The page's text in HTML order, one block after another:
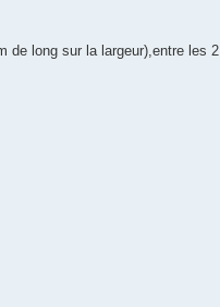
de long sur la largeur),entre les 2,